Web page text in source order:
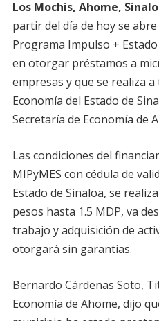
Los Mochis, Ahome,
partir del día de hoy se
Programa Impulso +
en otorgar préstamos a
empresas y que se realiza
Economía del Estado de
Secretaría de Economía de
Las condiciones del
MIPyMES con cédula de
Estado de Sinaloa, se
pesos hasta 1.5 MDP, va
trabajo y adquisición de
otorgará sin garantías.
Bernardo Cárdenas Soto,
Economía de Ahome, dijo